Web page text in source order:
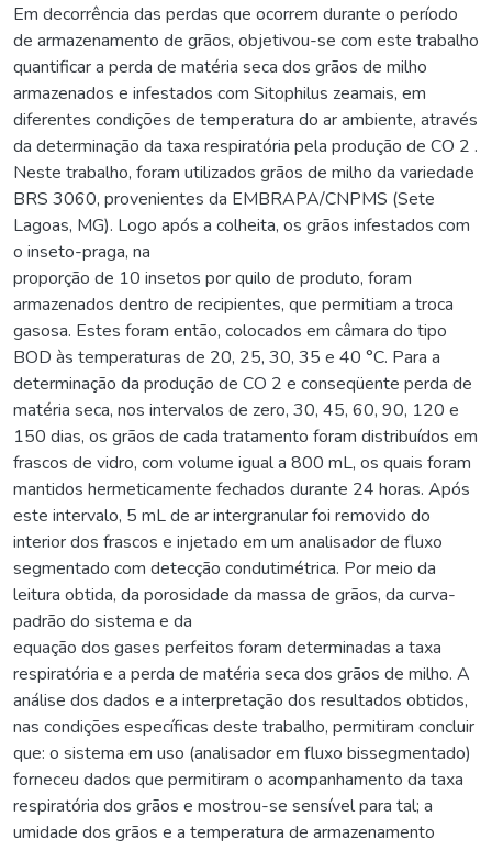
Em decorrência das perdas que ocorrem durante o período
de armazenamento de grãos, objetivou-se com este trabalho
quantificar a perda de matéria seca dos grãos de milho
armazenados e infestados com Sitophilus zeamais, em
diferentes condições de temperatura do ar ambiente, através
da determinação da taxa respiratória pela produção de CO 2 .
Neste trabalho, foram utilizados grãos de milho da variedade
BRS 3060, provenientes da EMBRAPA/CNPMS (Sete
Lagoas, MG). Logo após a colheita, os grãos infestados com
o inseto-praga, na
proporção de 10 insetos por quilo de produto, foram
armazenados dentro de recipientes, que permitiam a troca
gasosa. Estes foram então, colocados em câmara do tipo
BOD às temperaturas de 20, 25, 30, 35 e 40 °C. Para a
determinação da produção de CO 2 e conseqüente perda de
matéria seca, nos intervalos de zero, 30, 45, 60, 90, 120 e
150 dias, os grãos de cada tratamento foram distribuídos em
frascos de vidro, com volume igual a 800 mL, os quais foram
mantidos hermeticamente fechados durante 24 horas. Após
este intervalo, 5 mL de ar intergranular foi removido do
interior dos frascos e injetado em um analisador de fluxo
segmentado com detecção condutimétrica. Por meio da
leitura obtida, da porosidade da massa de grãos, da curva-
padrão do sistema e da
equação dos gases perfeitos foram determinadas a taxa
respiratória e a perda de matéria seca dos grãos de milho. A
análise dos dados e a interpretação dos resultados obtidos,
nas condições específicas deste trabalho, permitiram concluir
que: o sistema em uso (analisador em fluxo bissegmentado)
forneceu dados que permitiram o acompanhamento da taxa
respiratória dos grãos e mostrou-se sensível para tal; a
umidade dos grãos e a temperatura de armazenamento